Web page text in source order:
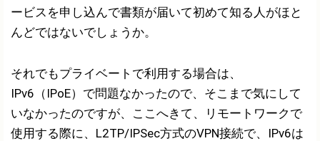
ービスを申し込んで書類が届いて初めて知る人がほと
んどではないでしょうか。
それでもプライベートで利用する場合は、
IPv6（IPoE）で問題なかったので、そこまで気にして
いなかったのですが、ここへきて、リモートワークで
使用する際に、L2TP/IPSec方式のVPN接続で、IPv6は